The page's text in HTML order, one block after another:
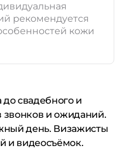
рекомендуется
кожи
свадебного и
звонков и ожиданий.
день. Визажисты
и видеосъёмок.